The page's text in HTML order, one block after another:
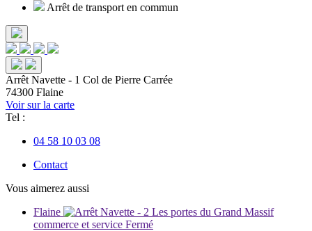
Arrêt de transport en commun
Arrêt Navette - 1 Col de Pierre Carrée
74300 Flaine
Voir sur la carte
Tel :
04 58 10 03 08
Contact
Vous aimerez aussi
Flaine
commerce et service Fermé